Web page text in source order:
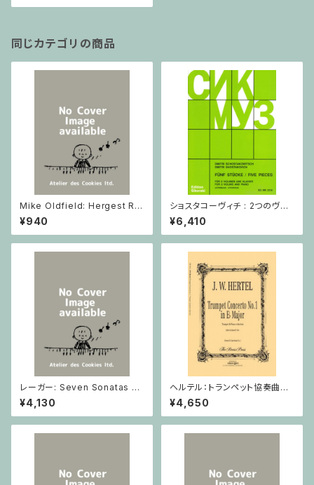
同じカテゴリの商品
Mike Oldfield: Hergest Rid
ge / ピアノ
¥940
ショスタコーヴィチ : 2つのヴァ
イオリンとピアノのための 5つの
小品 / ヴァイオリン2とピアノ
¥6,410
レーガー: Seven Sonatas o
p. 91 Heft 2 / ヴァイオリン
¥4,130
ヘルテル：トランペット協奏曲第1
番 変ホ長調/トランペット・ピア
ノ
¥4,650